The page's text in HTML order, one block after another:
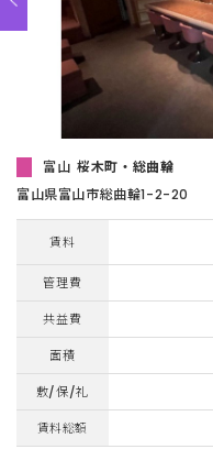
富山 桜木町・総曲輪
富山県富山市総曲輪1-2-20
賃料
管理費
共益費
面積
敷/保/礼
賃料総額